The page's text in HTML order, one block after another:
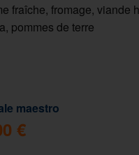
fraîche, fromage, viande
pommes de terre
maestro
€